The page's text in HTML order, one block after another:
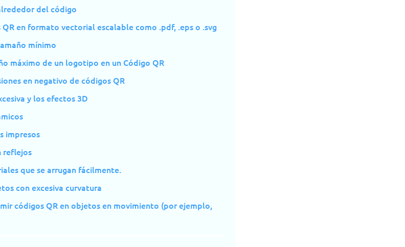
del código
en formato vectorial escalable como .pdf, .eps o .svg
mínimo
máximo de un logotipo en un Código QR
en negativo de códigos QR
y los efectos 3D
impresos
reflejos
que se arrugan fácilmente.
con excesiva curvatura
códigos QR en objetos en movimiento (por ejemplo,